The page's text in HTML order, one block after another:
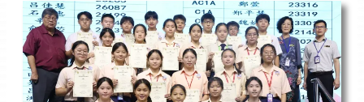
演
出
！
马
日
印
台
在
芙
中
大
舞
台
以
鼓
交
流